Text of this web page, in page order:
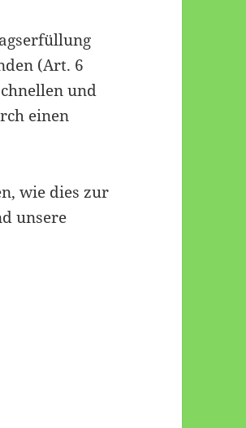
(Art. 6
und
einen
wie dies zur
unsere